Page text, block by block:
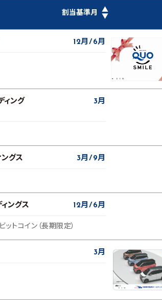
▲
割当基準月 ▼
12月 6月
ィング
3月
ングス 3月 9月
ングス 12月 6月
トコイン（長期限定）
3月